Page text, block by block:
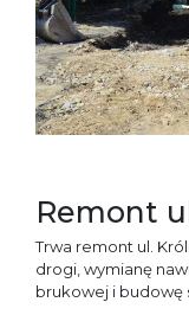
Remont
Trwa remont ul.
drogi, wymianę
brukowej i budowę